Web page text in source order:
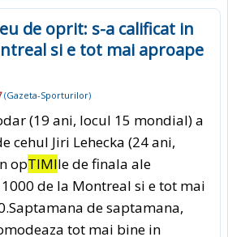
de oprit: s-a calificat in
si e tot mai aproape
(Gazeta-Sporturilor)
(19 ani, locul 15 mondial) a
cehul Jiri Lehecka (24 ani,
opTIMIle de finala ale
de la Montreal si e tot mai
de saptamana,
tot mai bine in